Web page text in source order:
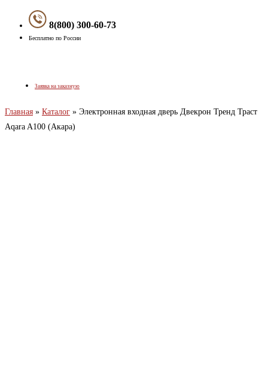
8(800) 300-60-73
Бесплатно по России
Заявка на заказную
Главная » Каталог » Электронная входная дверь Двекрон Тренд Траст
Aqara A100 (Акара)